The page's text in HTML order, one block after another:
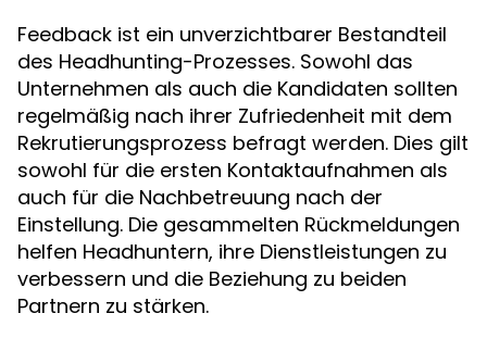
Feedback ist ein unverzichtbarer Bestandteil
des Headhunting-Prozesses. Sowohl das
Unternehmen als auch die Kandidaten sollten
regelmäßig nach ihrer Zufriedenheit mit dem
Rekrutierungsprozess befragt werden. Dies gilt
sowohl für die ersten Kontaktaufnahmen als
auch für die Nachbetreuung nach der
Einstellung. Die gesammelten Rückmeldungen
helfen Headhuntern, ihre Dienstleistungen zu
verbessern und die Beziehung zu beiden
Partnern zu stärken.